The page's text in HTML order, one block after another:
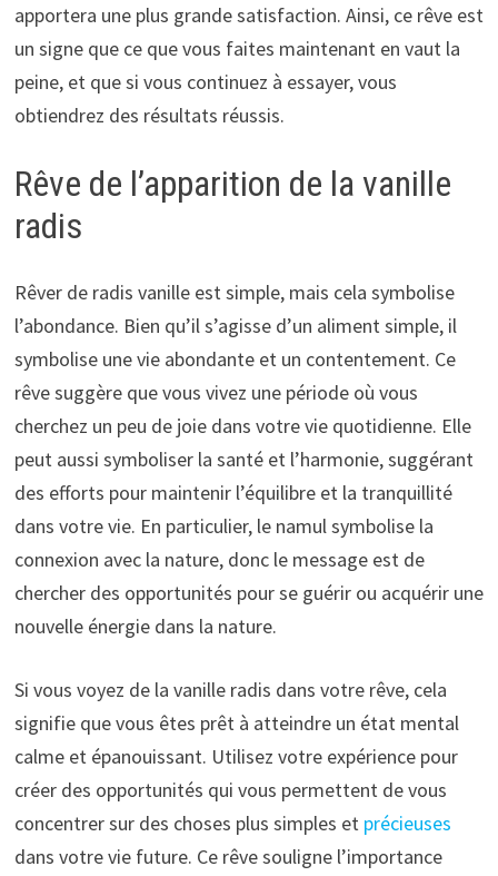
apportera une plus grande satisfaction. Ainsi, ce rêve est
un signe que ce que vous faites maintenant en vaut la
peine, et que si vous continuez à essayer, vous
obtiendrez des résultats réussis.
Rêve de l’apparition de la vanille
radis
Rêver de radis vanille est simple, mais cela symbolise
l’abondance. Bien qu’il s’agisse d’un aliment simple, il
symbolise une vie abondante et un contentement. Ce
rêve suggère que vous vivez une période où vous
cherchez un peu de joie dans votre vie quotidienne. Elle
peut aussi symboliser la santé et l’harmonie, suggérant
des efforts pour maintenir l’équilibre et la tranquillité
dans votre vie. En particulier, le namul symbolise la
connexion avec la nature, donc le message est de
chercher des opportunités pour se guérir ou acquérir une
nouvelle énergie dans la nature.
Si vous voyez de la vanille radis dans votre rêve, cela
signifie que vous êtes prêt à atteindre un état mental
calme et épanouissant. Utilisez votre expérience pour
créer des opportunités qui vous permettent de vous
concentrer sur des choses plus simples et précieuses
dans votre vie future. Ce rêve souligne l’importance